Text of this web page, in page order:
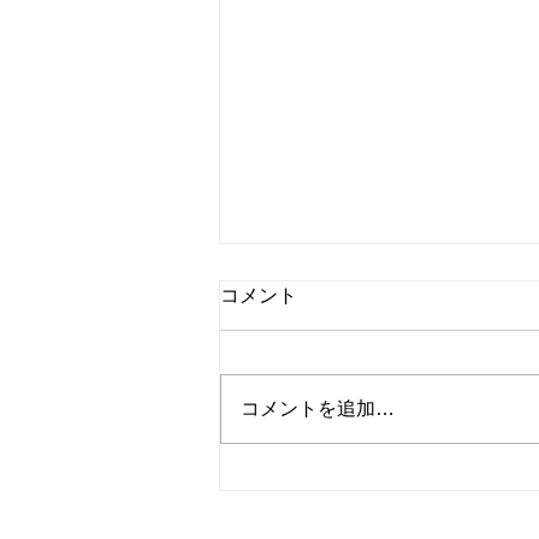
コメント
コメントを追加…